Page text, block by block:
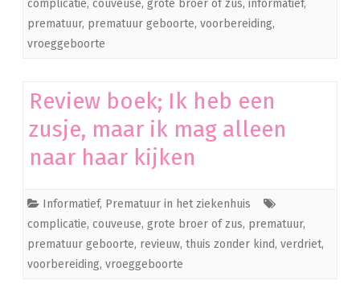
complicatie, couveuse, grote broer of zus, informatief,
prematuur, prematuur geboorte, voorbereiding,
vroeggeboorte
Review boek; Ik heb een
zusje, maar ik mag alleen
naar haar kijken
Informatief, Prematuur in het ziekenhuis
complicatie, couveuse, grote broer of zus, prematuur,
prematuur geboorte, revieuw, thuis zonder kind, verdriet,
voorbereiding, vroeggeboorte